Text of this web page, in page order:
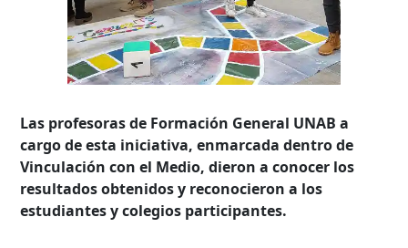
Las profesoras de Formación General UNAB a
cargo de esta iniciativa, enmarcada dentro de
Vinculación con el Medio, dieron a conocer los
resultados obtenidos y reconocieron a los
estudiantes y colegios participantes.